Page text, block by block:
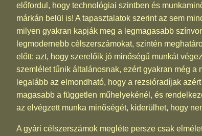
előfordul, hogy technológiai szintben és
márkán belül is! A tapasztalatok szerint az sem
milyen gyakran kapják meg a legmagasabb
legmodernebb célszerszámokat, szintén
előtt: azt, hogy szerelőik jó minőségű munkát
szemlélet tűnik általánosnak, ezért gyakran még
legalább az elmondható, hogy a rezsióradíjak
magasabb a független műhelyekénél, és
az elvégzett munka minőségét, kiderülhet, hogy
A gyári célszerszámok megléte persze csak